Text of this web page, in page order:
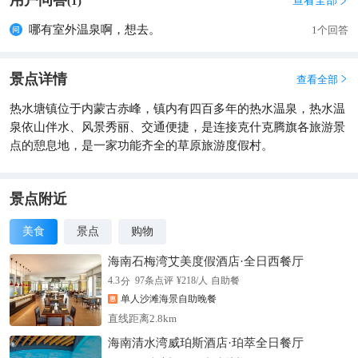
哪有室外温泉啊，想去。 1个回答
景点详情 查看全部 
热水塘镇位于内蒙古赤峰，镇内有四百多年的热水温泉，热水温
泉依山伴水、风景秀丽、交通便捷，是连接克什克腾旗各旅游景
点的憩息地，是一家功能齐全的草原旅游度假村。
景点附近
美食 景点 购物
海南石梅湾艾美度假酒店·全日西餐厅
4.3分 97条点评 ¥218/人 自助餐
单人沙滩海景自助晚餐
直线距离2.8km
海南清水湾威珀斯酒店·珀萃全日餐厅